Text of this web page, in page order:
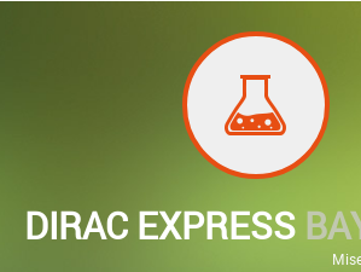
DIRAC EXPRESS